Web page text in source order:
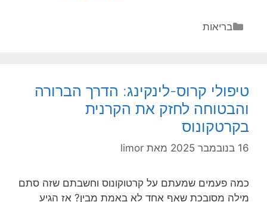
כך
קטגוריות
בריאות
טיפולי קרוס-לינקינג: הדרך הברורה
והבטוחה לחזק את הקרנית
בקרטקונוס
16 בנובמבר 2025 מאת limor
כמה פעמים שמעתם על קרטוקונוס וחשבתם שזה סתם
מילה מסובכת שאף אחד לא באמת מבין? אז הגיע